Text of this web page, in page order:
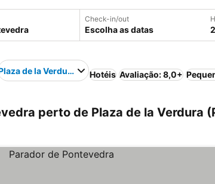
Check-in/out
Escolha as datas
de la Verdura Hotéis Avaliação: 8,0+
perto de Plaza de la Verdura